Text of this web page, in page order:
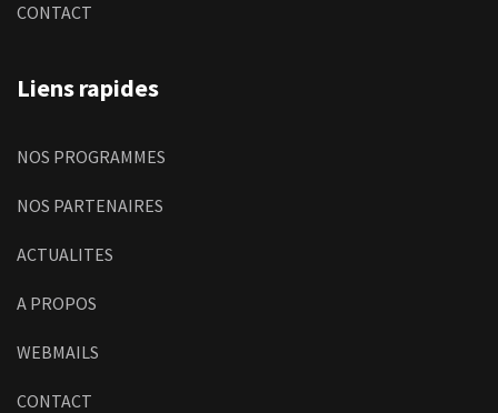
CONTACT
Liens rapides
NOS PROGRAMMES
NOS PARTENAIRES
ACTUALITES
A PROPOS
WEBMAILS
CONTACT